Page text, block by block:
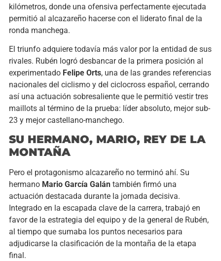
kilómetros, donde una ofensiva perfectamente ejecutada
permitió al alcazareño hacerse con el liderato final de la
ronda manchega.
El triunfo adquiere todavía más valor por la entidad de sus
rivales. Rubén logró desbancar de la primera posición al
experimentado Felipe Orts, una de las grandes referencias
nacionales del ciclismo y del ciclocross español, cerrando
así una actuación sobresaliente que le permitió vestir tres
maillots al término de la prueba: líder absoluto, mejor sub-
23 y mejor castellano-manchego.
SU HERMANO, MARIO, REY DE LA
MONTAÑA
Pero el protagonismo alcazareño no terminó ahí. Su
hermano Mario García Galántambién firmó una
actuación destacada durante la jornada decisiva.
Integrado en la escapada clave de la carrera, trabajó en
favor de la estrategia del equipo y de la general de Rubén,
al tiempo que sumaba los puntos necesarios para
adjudicarse la clasificación de la montaña de la etapa
final.